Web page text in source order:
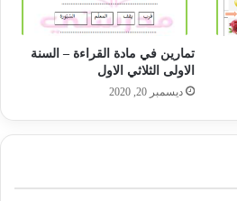
تمارين في مادة القراءة – السنة
الاولى الثلاثي الاول
ديسمبر 20, 2020